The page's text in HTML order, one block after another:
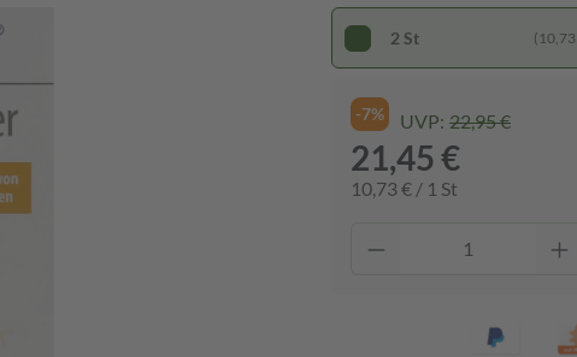
2 St (10,73
-7% UVP: 22,95 €
21,45 €
10,73 € / 1 St